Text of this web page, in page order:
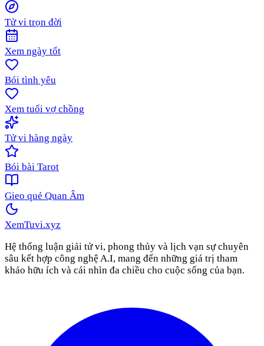
Tử vi trọn đời
Xem ngày tốt
Bói tình yêu
Xem tuổi vợ chồng
Tử vi hàng ngày
Bói bài Tarot
Gieo quẻ Quan Âm
XemTuvi.xyz
Hệ thống luận giải tử vi, phong thủy và lịch vạn sự chuyên
sâu kết hợp công nghệ A.I, mang đến những giá trị tham
khảo hữu ích và cái nhìn đa chiều cho cuộc sống của bạn.